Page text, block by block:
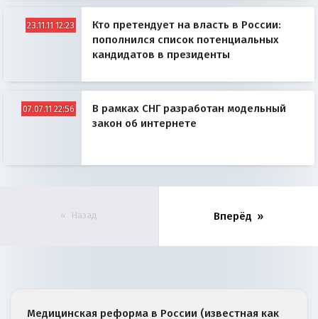
23.11.11 12:23
Кто претендует на власть в России:
пополнился список потенциальных
кандидатов в президенты
07.07.11 22:56
В рамках СНГ разработан модельный
закон об интернете
Назад Вперёд
Медицинская реформа в России (известная как